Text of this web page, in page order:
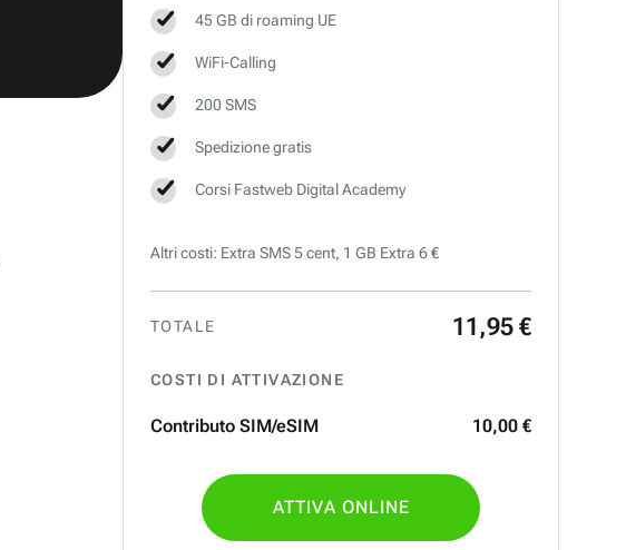
45 GB di roaming UE
WiFi-Calling
200 SMS
Spedizione gratis
Corsi Fastweb Digital Academy
Altri costi: Extra SMS 5 cent, 1 GB Extra 6 €
TOTALE 11 ,95 €
COSTI DI ATTIVAZIONE
Contributo SIM/eSIM 10,00 €
ATTIVA ONLINE